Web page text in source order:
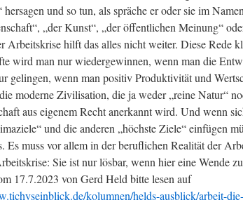
hersagen und so tun, als spräche er oder sie im
„der Kunst“, „der öffentlichen Meinung“
Arbeitskrise hilft das alles nicht weiter. Diese Rede
wird man nur wiedergewinnen, wenn man die
gelingen, wenn man positiv Produktivität und
moderne Zivilisation, die ja weder „reine Natur“
aus eigenem Recht anerkannt wird. Und wenn
und die anderen „höchste Ziele“ einfügen
Es muss vor allem in der beruflichen Realität der
Sie ist nur lösbar, wenn hier eine Wende
17.7.2023 von Gerd Held bitte lesen auf
kolumnen/helds-ausblick/arbeit-